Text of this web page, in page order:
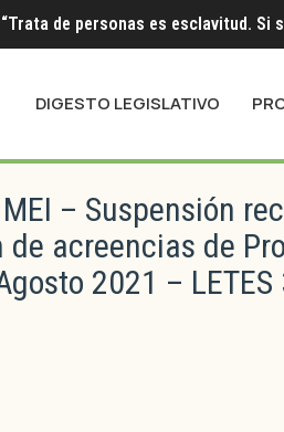
“Trata de personas es esclavitud. Si
DIGESTO LEGISLATIVO
– Suspensión
acreencias de
2021 – LETES